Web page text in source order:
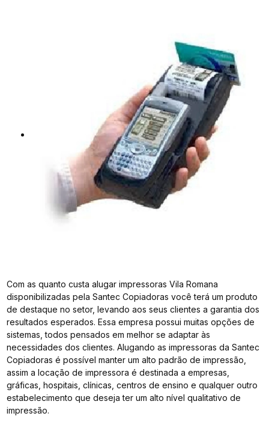
Com as quanto custa alugar impressoras Vila Romana
disponibilizadas pela Santec Copiadoras você terá um produto
de destaque no setor, levando aos seus clientes a garantia dos
resultados esperados. Essa empresa possui muitas opções de
sistemas, todos pensados em melhor se adaptar às
necessidades dos clientes. Alugando as impressoras da Santec
Copiadoras é possível manter um alto padrão de impressão,
assim a locação de impressora é destinada a empresas,
gráficas, hospitais, clínicas, centros de ensino e qualquer outro
estabelecimento que deseja ter um alto nível qualitativo de
impressão.